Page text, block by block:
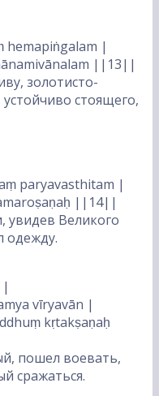
hemapiṅgalam |
||13||
золотисто-
стоящего,
paryavasthitam |
||14||
увидев Великого
одежду.
vīryavān |
kṛtakṣaṇaḥ
пошел воевать,
сражаться.